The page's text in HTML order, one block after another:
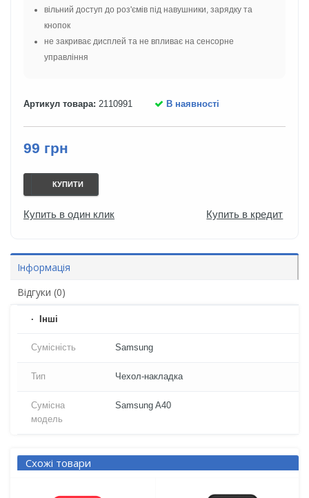
вільний доступ до роз'ємів під навушники, зарядку та
кнопок
не закриває дисплей та не впливає на сенсорне
управління
Артикул товара: 2110991 В наявності
99 грн
КУПИТИ
Купить в один клик Купить в кредит
Інформація
Відгуки (0)
Iнші
Сумісність Samsung
Тип Чехол-накладка
Сумісна
модель
Samsung A40
Схожі товари